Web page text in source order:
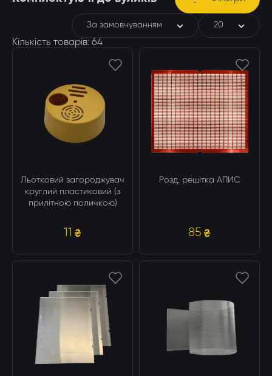
За замовчуванням 20
Кількість товарів: 64
Льотковий загороджувач
круглий пластиковий (з
прилітною поличкою)
11
Розд. решітка АПИС
85